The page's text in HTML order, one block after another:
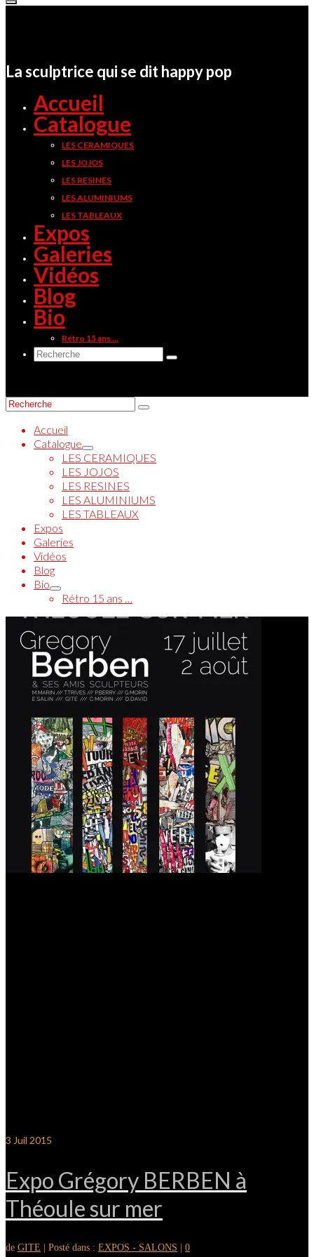
La sculptrice qui se dit happy pop
Accueil
Catalogue
LES CERAMIQUES
LES JOJOS
LES RESINES
LES ALUMINIUMS
LES TABLEAUX
Expos
Galeries
Vidéos
Blog
Bio
Rétro 15 ans …
Rechercher :
Rechercher :
Accueil
Catalogue
LES CERAMIQUES
LES JOJOS
LES RESINES
LES ALUMINIUMS
LES TABLEAUX
Expos
Galeries
Vidéos
Blog
Bio
Rétro 15 ans …
3 Juil 2015
Expo Grégory BERBEN à
Théoule sur mer
de GITE Posté dans : EXPOS - SALONS 0